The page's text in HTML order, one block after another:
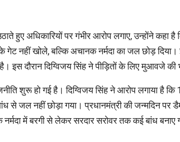
हुए अधिकारियों पर गंभीर आरोप लगाए, उन्होंने कहा
नहीं खोले, बल्कि अचानक नर्मदा का जल छोड़
इस दौरान दिग्विजय सिंह ने पीड़ितों के लिए मुआवजे की
शुरू हो गई है। दिग्विजय सिंह ने आरोप लगाया है कि
से जल नहीं छोड़ा गया। प्रधानमंत्री की जन्मदिन पर
में बरगी से लेकर सरदार सरोवर तक कई बांध बनाए